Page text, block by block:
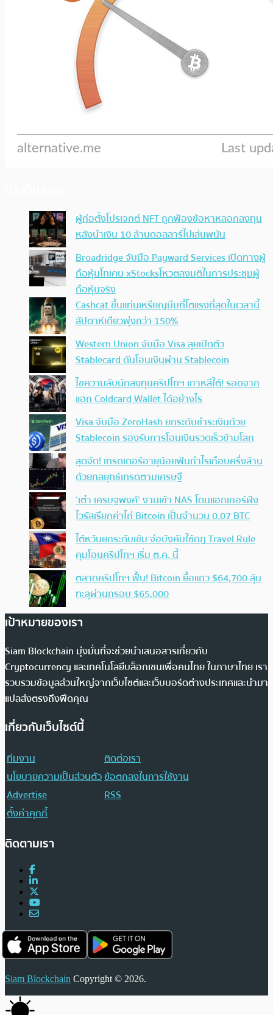
ผู้ก่อตั้งโปรเจกต์ NFT ถูกฟ้องข้อหาหลอกลงทุน
หลังนำเงิน 10 ล้านดอลลาร์ไปเล่นพนัน
Broadridge จับมือ Payward Services เปิดทางผู้
ถือหุ้นโทเคน xStocksโหวตลงมติในการประชุมผู้
ถือหุ้นจริง
Cashcat ขึ้นแท่นเหรียญมีมที่โตแรงที่สุดในเวลานี้
สัปดาห์เดียวพุ่งกว่า 150%
Western Union จับมือ Visa ลุยเปิดตัว
Stablecard ดันโอนเงินผ่าน Stablecoin
ไขความลับนักลงทุนคริปโทฯ เกาหลีใต้! รอดจาก
แฮก Coldcard Wallet ได้อย่างไร
Visa จับมือ ZeroHash ยกระดับชำระเงินด้วย
Stablecoin รองรับการโอนเงินรวดเร็วข้ามโลก
สุดจัด! เทรดเดอร์อายุน้อยฟันกำไรเกือบครึ่งล้าน
ด้วยกลยุทธ์เทรดตามเศรษฐี
‘เต๋า เศรษฐพงศ์’ งานเข้า NAS โดนแฮกเกอร์ฝัง
ไวรัสเรียกค่าไถ่ Bitcoin เป็นจำนวน 0.07 BTC
ไต้หวันยกระดับเข้ม จ่อบังคับใช้กฏ Travel Rule
คุมโอนคริปโทฯ เริ่ม ต.ค. นี้
ตลาดคริปโทฯ ฟื้น! Bitcoin ยื้อแถว $64,700 ลุ้น
ทะลุผ่านกรอบ $65,000
เป้าหมายของเรา
Siam Blockchain มุ่งมั่นที่จะช่วยนำเสนอสารเกี่ยวกับ
Cryptocurrency และเทคโนโลยีบล็อกเชนเพื่อคนไทย ในภาษาไทย เรา
รวบรวมข้อมูลส่วนใหญ่จากเว็บไซต์และเว็บบอร์ดต่างประเทศและนำมา
แปลส่งตรงถึงฟีดคุณ
เกี่ยวกับเว็บไซต์นี้
ทีมงาน
ติดต่อเรา
นโยบายความเป็นส่วนตัวข้อตกลงในการใช้งาน
Advertise
RSS
ตั้งค่าคุกกี้
ติดตามเรา
Siam Blockchain Copyright © 2026.